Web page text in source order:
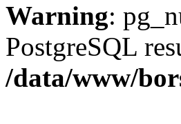
Warning:
PostgreSQL
/data/www/